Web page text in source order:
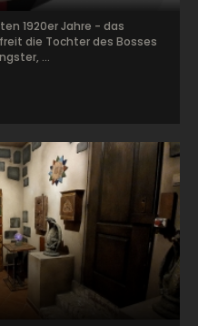
1920er Jahre - das
die Tochter des Bosses
...